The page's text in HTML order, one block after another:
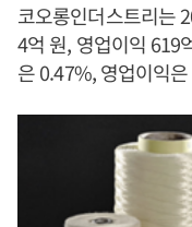
코오롱인더스트리는
4억 원, 영업이익 619
은 0.47%, 영업이익